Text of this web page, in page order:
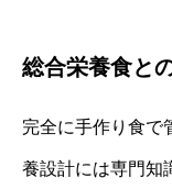
総合栄養食と
完全に手作り食で
養設計には専門知